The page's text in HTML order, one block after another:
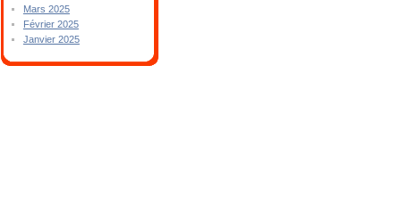
Mars 2025
Février 2025
Janvier 2025